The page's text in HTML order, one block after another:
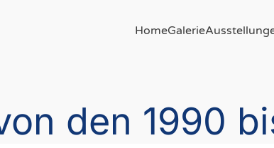
HomeGalerie
den 1990